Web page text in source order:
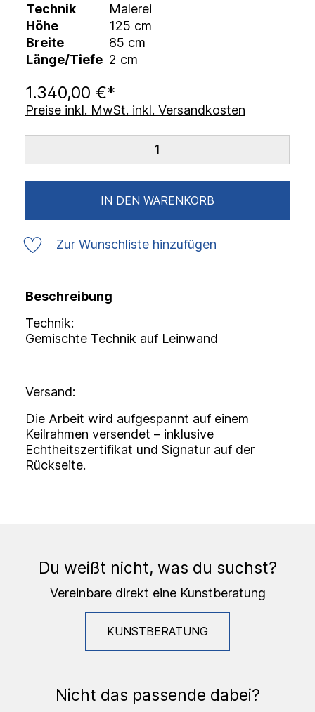
Technik
Malerei
Höhe
125 cm
Breite
85 cm
Länge/Tiefe 2 cm
1.340,00 €*
Preise inkl. MwSt. inkl. Versandkosten
IN DEN WARENKORB
Zur Wunschliste hinzufügen
Beschreibung
Technik:
Gemischte Technik auf Leinwand
Versand:
Die Arbeit wird aufgespannt auf einem
Keilrahmen versendet – inklusive
Echtheitszertifikat und Signatur auf der
Rückseite.
Du weißt nicht, was du suchst?
Vereinbare direkt eine Kunstberatung
KUNSTBERATUNG
Nicht das passende dabei?